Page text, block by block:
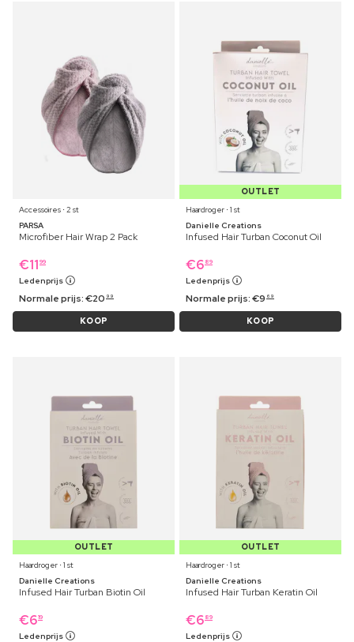
Accessoires ⋅ 2 st
PARSA
Microfiber Hair Wrap 2 Pack
€11 99
Ledenprijs
Normale prijs:€20 99
KOOP
OUTLET
Haardroger ⋅ 1 st
Danielle Creations
Infused Hair Turban Coconut Oil
€6 89
Ledenprijs
Normale prijs:€9 69
KOOP
OUTLET
Haardroger ⋅ 1 st
Danielle Creations
Infused Hair Turban Biotin Oil
€619
Ledenprijs
OUTLET
Haardroger ⋅ 1 st
Danielle Creations
Infused Hair Turban Keratin Oil
€6 89
Ledenprijs